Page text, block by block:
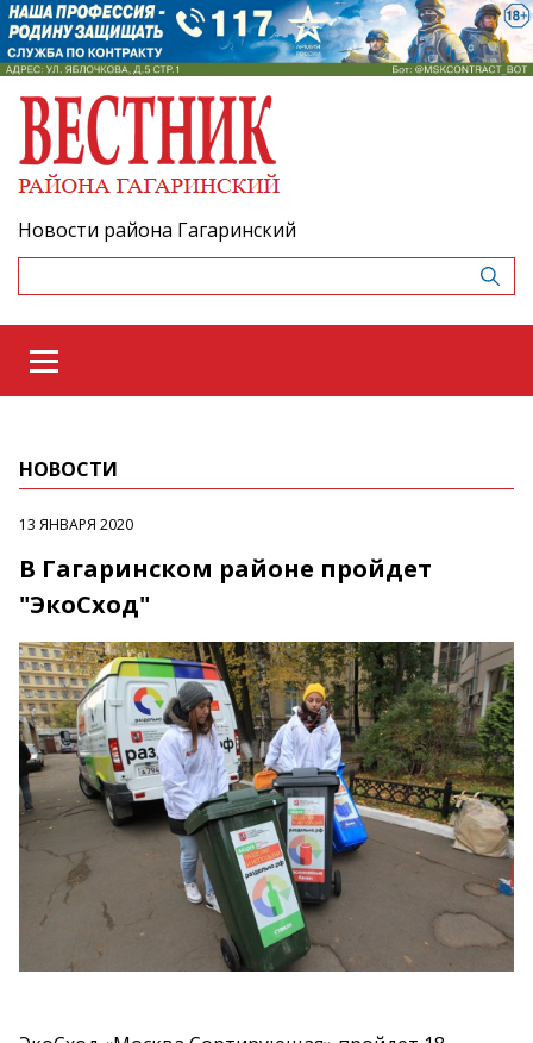
Новости района Гагаринский
НОВОСТИ
13 ЯНВАРЯ 2020
В Гагаринском районе пройдет
"ЭкоСход"